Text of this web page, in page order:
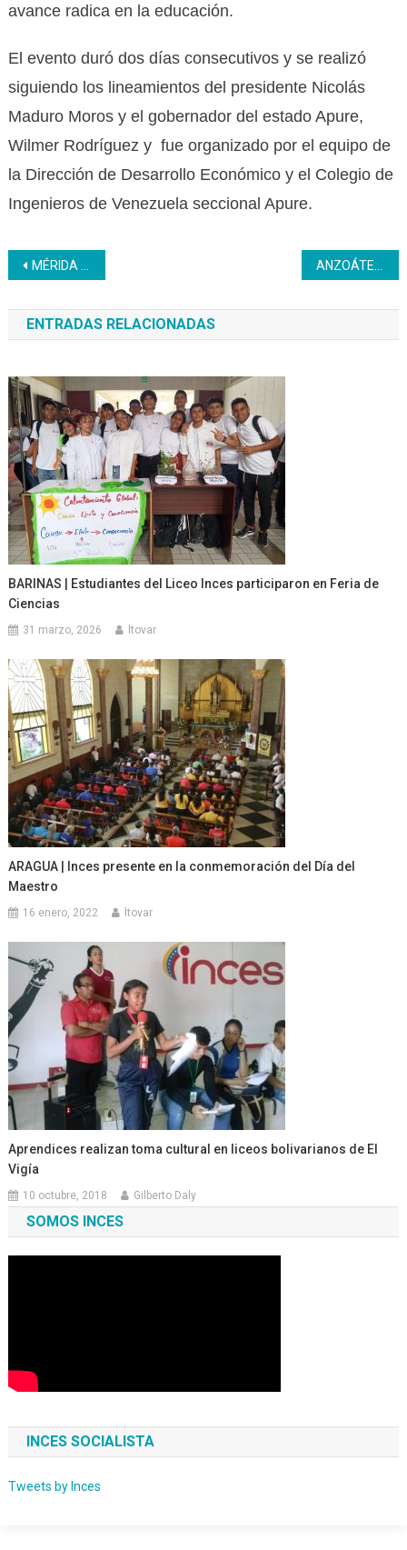
avance radica en la educación.
El evento duró dos días consecutivos y se realizó
siguiendo los lineamientos del presidente Nicolás
Maduro Moros y el gobernador del estado Apure,
Wilmer Rodríguez y fue organizado por el equipo de
la Dirección de Desarrollo Económico y el Colegio de
Ingenieros de Venezuela seccional Apure.
Navegación
de
entradas
MÉRIDA | El Inces egresa 15 panaderas de la comuna Yuban Ortega
ENTRADAS RELACIONADAS
BARINAS | Estudiantes del Liceo Inces participaron en Feria de
Ciencias
31 marzo, 2026 ltovar
ARAGUA | Inces presente en la conmemoración del Día del
Maestro
16 enero, 2022 ltovar
Aprendices realizan toma cultural en liceos bolivarianos de El
Vigía
10 octubre, 2018 Gilberto Daly
SOMOS INCES
INCES SOCIALISTA
Tweets by Inces